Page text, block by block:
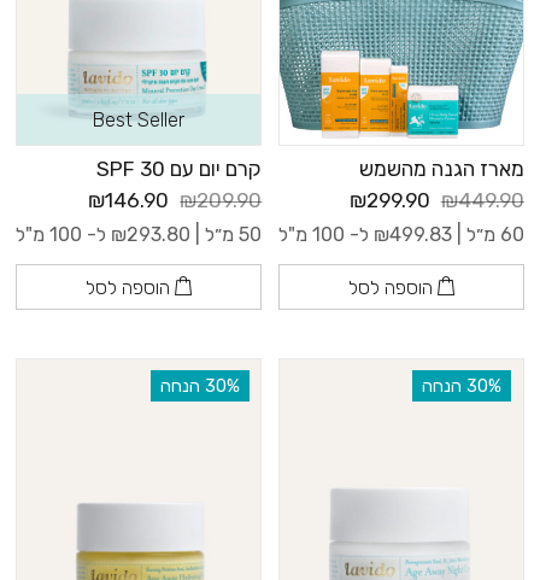
מארז הגנה מהשמש
₪449.90
₪299.90
60 מ״ל | ₪499.83 ל- 100 מ"ל
הוספה לסל
Best Seller
קרם יום עם 30 SPF
₪209.90
₪146.90
50 מ״ל | ₪293.80 ל- 100 מ"ל
הוספה לסל
‫30% הנחה ‫30% הנחה